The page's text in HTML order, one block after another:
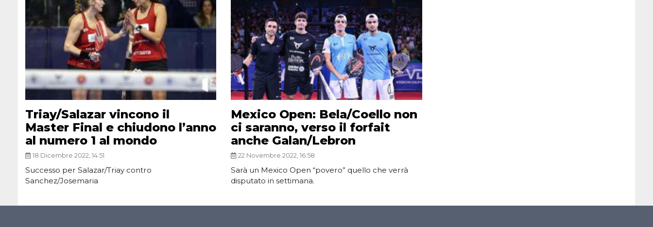
Triay/Salazar vincono il
Master Final e chiudono l’anno
al numero 1 al mondo
18 Dicembre 2022, 14:51
Successo per Salazar/Triay contro
Sanchez/Josemaria
Mexico Open: Bela/Coello non
ci saranno, verso il forfait
anche Galan/Lebron
22 Novembre 2022, 16:58
Sarà un Mexico Open “povero” quello che verrà
disputato in settimana.